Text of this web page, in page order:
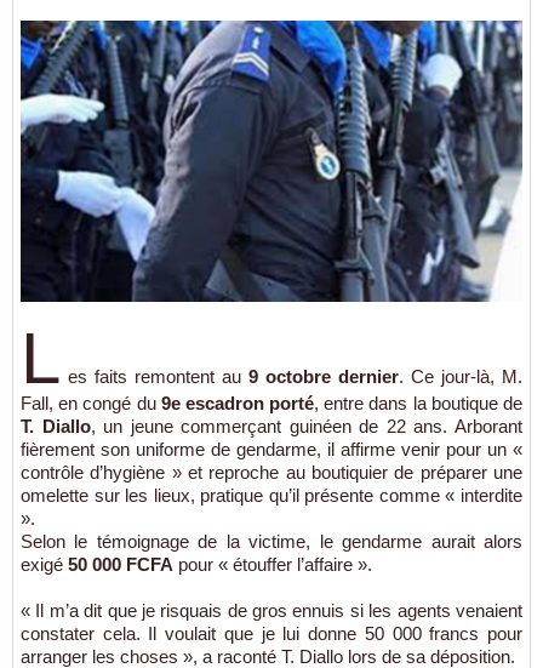
L es faits remontent au 9 octobre dernier. Ce jour-là, M.
Fall, en congé du 9e escadron porté, entre dans la boutique de
T. Diallo, un jeune commerçant guinéen de 22 ans. Arborant
fièrement son uniforme de gendarme, il affirme venir pour un «
contrôle d’hygiène » et reproche au boutiquier de préparer une
omelette sur les lieux, pratique qu’il présente comme « interdite
».
Selon le témoignage de la victime, le gendarme aurait alors
exigé 50 000 FCFA pour « étouffer l’affaire ».
« Il m’a dit que je risquais de gros ennuis si les agents venaient
constater cela. Il voulait que je lui donne 50 000 francs pour
arranger les choses », a raconté T. Diallo lors de sa déposition.